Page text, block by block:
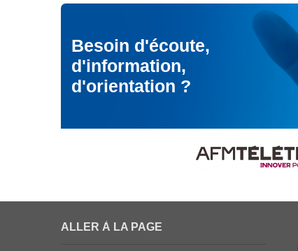
a
t
u
Besoin d'écoute,
d'information,
d'orientation ?
ALLER À LA PAGE